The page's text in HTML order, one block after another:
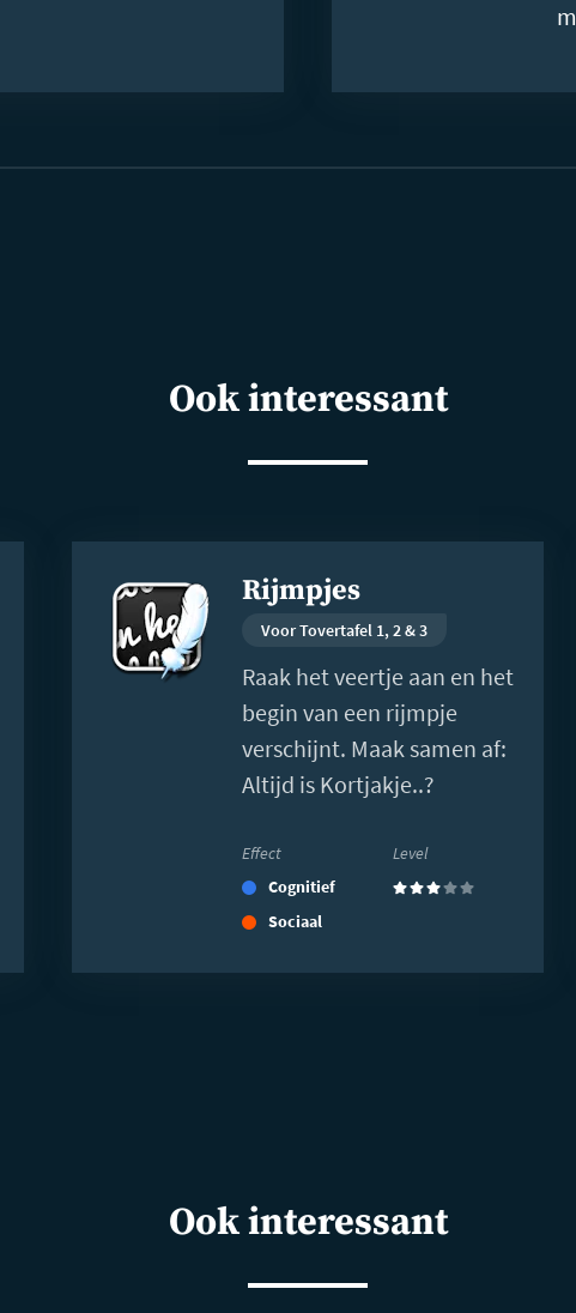
Ook interessant
Rijmpjes
Voor Tovertafel 1, 2 & 3
Raak het veertje aan en het
begin van een rijmpje
verschijnt. Maak samen af:
Altijd is Kortjakje..?
Effect
Cognitief
Sociaal
Level
(3)
meer
Ook interessant